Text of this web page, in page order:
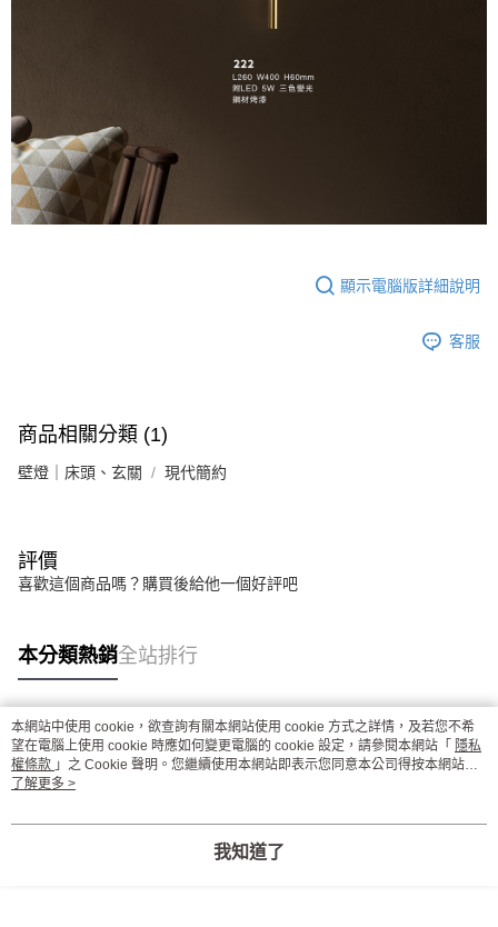
顯示電腦版詳細說明
客服
商品相關分類 (1)
壁燈｜床頭、玄關 現代簡約
評價
喜歡這個商品嗎？購買後給他一個好評吧
本分類熱銷全站排行
熱門標籤
本網站中使用 cookie，欲查詢有關本網站使用 cookie 方式之詳情，及若您不希
望在電腦上使用 cookie 時應如何變更電腦的 cookie 設定，請參閱本網站「 隱私
權條款 」之 Cookie 聲明。您繼續使用本網站即表示您同意本公司得按本網站使
用條款之 Cookie 聲明使用 cookie。
了解更多 >
我知道了